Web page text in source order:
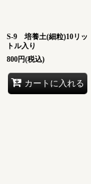
S-9 培養土(細粒)10リッ
トル入り
800円(税込)
カートに入れる